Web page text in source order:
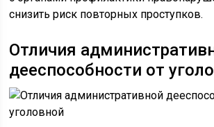
снизить риск повторных проступков.
Отличия
дееспособности от